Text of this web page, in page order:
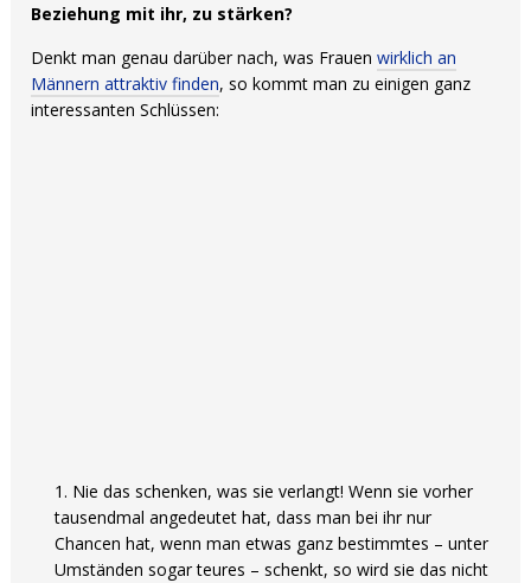
Beziehung mit ihr, zu stärken?
Denkt man genau darüber nach, was Frauenwirklich an
Männern attraktiv finden, so kommt man zu einigen ganz
interessanten Schlüssen:
Nie das schenken, was sie verlangt! Wenn sie vorher
tausendmal angedeutet hat, dass man bei ihr nur
Chancen hat, wenn man etwas ganz bestimmtes – unter
Umständen sogar teures – schenkt, so wird sie das nicht